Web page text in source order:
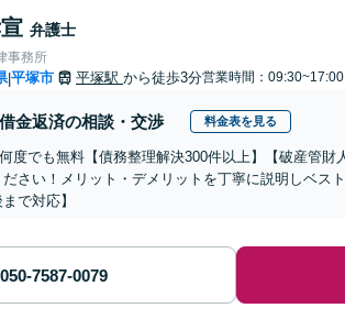
弁護士
事務所
|平塚市 平塚駅 から徒歩3分営業時間：09:30~17:00
借金返済の相談・交渉 料金表を見る
何度でも無料【債務整理解決300件以上】【破産管
ださい！メリット・デメリットを丁寧に説明しベス
で対応】